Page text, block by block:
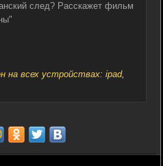
след? Расскажет фильм
на всех устройствах: ipad,